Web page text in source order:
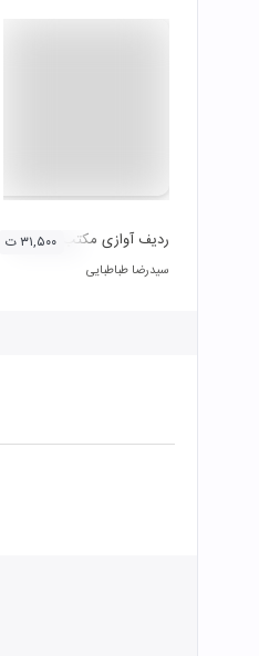
ردیف آوازی مکتب اصفهان
سیدرضا طباطبایی
۳۱,۵۰۰ ت